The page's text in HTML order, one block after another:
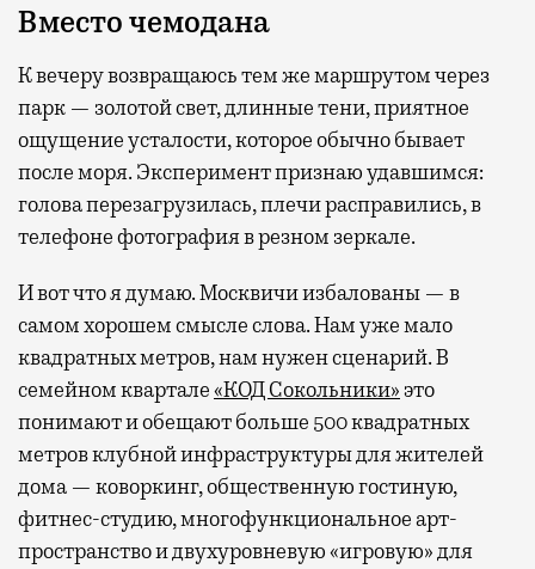
Вместо чемодана
К вечеру возвращаюсь тем же маршрутом через
парк — золотой свет, длинные тени, приятное
ощущение усталости, которое обычно бывает
после моря. Эксперимент признаю удавшимся:
голова перезагрузилась, плечи расправились, в
телефоне фотография в резном зеркале.
И вот что я думаю. Москвичи избалованы — в
самом хорошем смысле слова. Нам уже мало
квадратных метров, нам нужен сценарий. В
семейном квартале«КОД Сокольники»это
понимают и обещают больше 500 квадратных
метров клубной инфраструктуры для жителей
дома — коворкинг, общественную гостиную,
фитнес-студию, многофункциональное арт-
пространство и двухуровневую «игровую» для